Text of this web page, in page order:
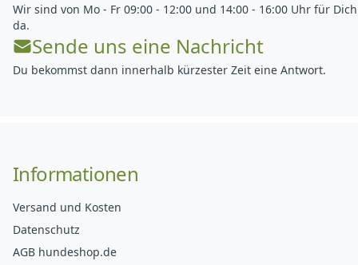
Wir sind von Mo - Fr 09:00 - 12:00 und 14:00 - 16:00 Uhr für Dich
da.
Sende uns eine Nachricht
Du bekommst dann innerhalb kürzester Zeit eine Antwort.
Informationen
Versand und Kosten
Datenschutz
AGB hundeshop.de